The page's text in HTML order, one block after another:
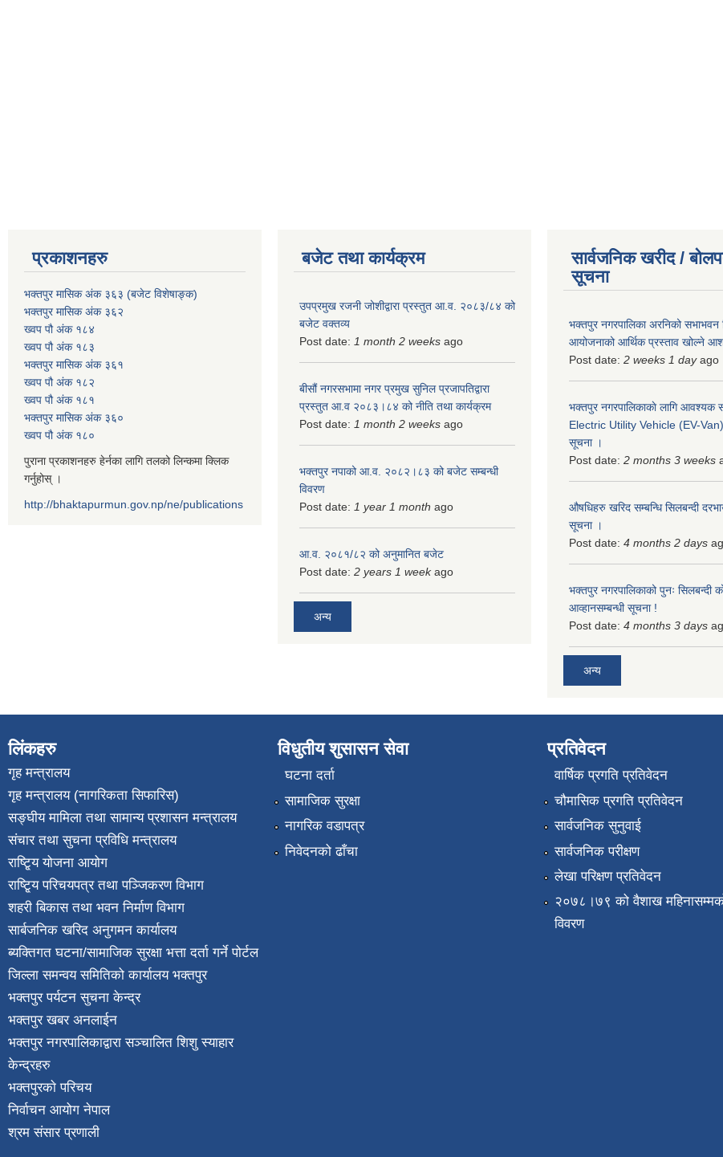
प्रकाशनहरु
भक्तपुर मासिक अंक ३६३ (बजेट विशेषाङ्क)
भक्तपुर मासिक अंक ३६२
ख्वप पौ अंक १८४
ख्वप पौ अंक १८३
भक्तपुर मासिक अंक ३६१
ख्वप पौ अंक १८२
ख्वप पौ अंक १८१
भक्तपुर मासिक अंक ३६०
ख्वप पौ अंक १८०
पुराना प्रकाशनहरु हेर्नका लागि तलको लिन्कमा क्लिक
गर्नुहोस् ।
http://bhaktapurmun.gov.np/ne/publications
बजेट तथा कार्यक्रम
उपप्रमुख रजनी जोशीद्वारा प्रस्तुत आ.व. २०८३/८४ को
बजेट वक्तव्य
Post date: 1 month 2 weeks ago
बीसौं नगरसभामा नगर प्रमुख सुनिल प्रजापतिद्वारा
प्रस्तुत आ.व‍ २०८३।८४ को नीति तथा कार्यक्रम
Post date: 1 month 2 weeks ago
भक्तपुर नपाको आ.व. २०८२।८३ को बजेट सम्बन्धी
विवरण
Post date: 1 year 1 month ago
आ.व. २०८१/८२ को अनुमानित बजेट
Post date: 2 years 1 weekago
अन्य
सार्वजनिक खरीद /
सूचना
भक्तपुर नगरपालिका अरनिको सभाभवन
आयोजनाको आर्थिक प्रस्ताव खोल्ने
Post date: 2 weeks 1 dayago
भक्तपुर नगरपालिकाकाे लागि आवश्यक
Electric Utility Vehicle (EV-Van)
सूचना ।
Post date: 2 months 3 weeks
औषधिहरु खरिद सम्बन्धि सिलबन्दी
सूचना ।
Post date: 4 months 2 days
भक्तपुर नगरपालिकाको पुनः सिलबन्दी
आव्हानसम्बन्धी सूचना !
Post date: 4 months 3 days
अन्य
लिंकहरु
गृह मन्त्रालय
गृह मन्त्रालय (नागरिकता सिफारिस)
सङ्घीय मामिला तथा सामान्य प्रशासन मन्त्रालय
संचार तथा सुचना प्रविधि मन्त्रालय
राष्टि्ृय योजना आयोग
राष्टि्ृय परिचयपत्र तथा पञ्जिकरण विभाग
शहरी बिकास तथा भवन निर्माण विभाग
सार्बजनिक खरिद अनुगमन कार्यालय
ब्यक्तिगत घटना/सामाजिक सुरक्षा भत्ता दर्ता गर्ने पोर्टल
जिल्ला समन्वय समितिको कार्यालय भक्तपुर
भक्तपुर पर्यटन सुचना केन्द्र
भक्तपुर खबर अनलाईन
भक्तपुर नगरपालिकाद्वारा सञ्चालित शिशु स्याहार
केन्द्रहरु
भक्तपुरकाे परिचय
निर्वाचन आयोग नेपाल
श्रम संसार प्रणाली
विधुतीय शुसासन सेवा
घटना दर्ता
सामाजिक सुरक्षा
नागरिक वडापत्र
निवेदनको ढाँचा
प्रतिवेदन
वार्षिक प्रगति प्रतिवेदन
चौमासिक प्रगति प्रतिवेदन
सार्वजनिक सुनुवाई
सार्वजनिक परीक्षण
लेखा परिक्षण प्रतिवेदन
२०७८।७९ को वैशाख
विवरण